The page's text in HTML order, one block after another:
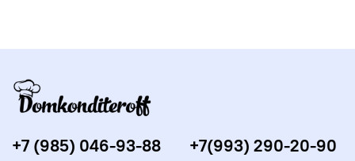
+7 (985) 046-93-88 +7(993) 290-20-90